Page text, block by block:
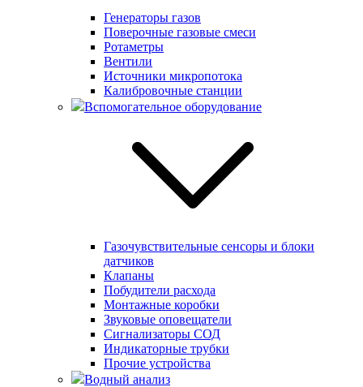
Генераторы газов
Поверочные газовые смеси
Ротаметры
Вентили
Источники микропотока
Калибровочные станции
Вспомогательное оборудование
Газочувствительные сенсоры и блоки
датчиков
Клапаны
Побудители расхода
Монтажные коробки
Звуковые оповещатели
Сигнализаторы СОД
Индикаторные трубки
Прочие устройства
Водный анализ